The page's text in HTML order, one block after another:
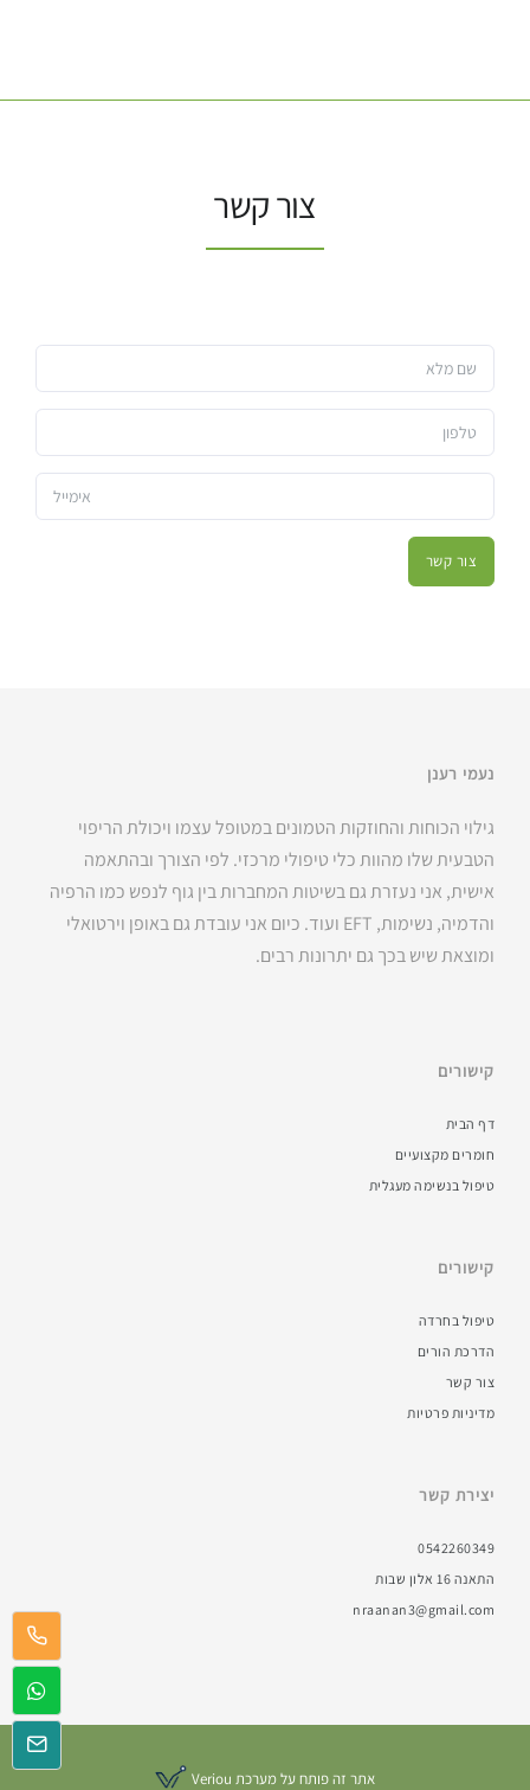
צור קשר
צור קשר
נעמי רענן
גילוי הכוחות והחוזקות הטמונים במטופל עצמו ויכולת הריפוי
הטבעית שלו מהוות כלי טיפולי מרכזי. לפי הצורך ובהתאמה
אישית, אני נעזרת גם בשיטות המחברות בין גוף לנפש כמו הרפיה
והדמיה, נשימות, EFT ועוד. כיום אני עובדת גם באופן וירטואלי
ומוצאת שיש בכך גם יתרונות רבים.
קישורים
דף הבית
חומרים מקצועיים
טיפול בנשימה מעגלית
קישורים
טיפול בחרדה
הדרכת הורים
צור קשר
מדיניות פרטיות
יצירת קשר
0542260349
התאנה 16 אלון שבות
nraanan3@gmail.com
אתר זה פותח על מערכת Veriou